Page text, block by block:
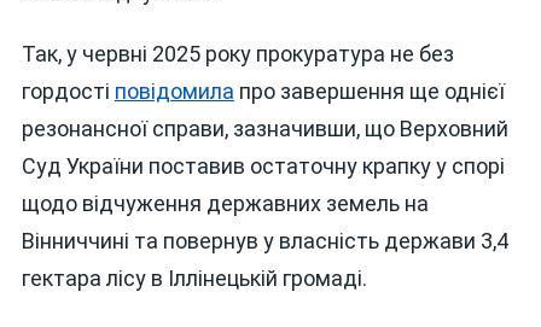
Так, у червні 2025 року прокуратура не без
гордості повідомила про завершення ще однієї
резонансної справи, зазначивши, що Верховний
Суд України поставив остаточну крапку у спорі
щодо відчуження державних земель на
Вінниччині та повернув у власність держави 3,4
гектара лісу в Іллінецькій громаді.